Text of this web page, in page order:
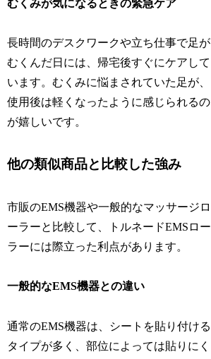
むくみが気になるときの緊急ケア
長時間のデスクワークや立ち仕事で足が
むくんだ日には、帰宅後すぐにケアして
います。むくみに悩まされていた足が、
使用後は軽くなったように感じられるの
が嬉しいです。
他の類似商品と比較した強み
市販のEMS機器や一般的なマッサージロ
ーラーと比較して、トルネードEMSロー
ラーには際立った利点があります。
一般的なEMS機器との違い
通常のEMS機器は、シートを貼り付ける
タイプが多く、部位によっては貼りにく